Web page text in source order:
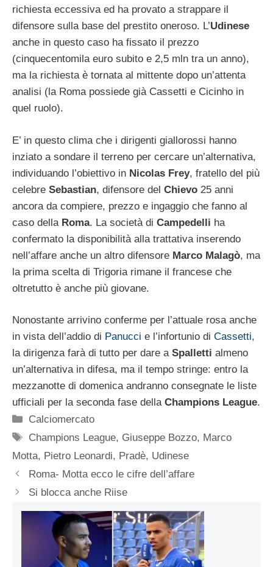
richiesta eccessiva ed ha provato a strappare il
difensore sulla base del prestito oneroso. L’Udinese
anche in questo caso ha fissato il prezzo
(cinquecentomila euro subito e 2,5 mln tra un anno),
ma la richiesta è tornata al mittente dopo un’attenta
analisi (la Roma possiede già Cassetti e Cicinho in
quel ruolo).
E’ in questo clima che i dirigenti giallorossi hanno
inziato a sondare il terreno per cercare un’alternativa,
individuando l’obiettivo in Nicolas Frey, fratello del più
celebre Sebastian, difensore del Chievo 25 anni
ancora da compiere, prezzo e ingaggio che fanno al
caso della Roma. La società di Campedelli ha
confermato la disponibilità alla trattativa inserendo
nell’affare anche un altro difensore Marco Malagò, ma
la prima scelta di Trigoria rimane il francese che
oltretutto è anche più giovane.
Nonostante arrivino conferme per l’attuale rosa anche
in vista dell’addio di Panucci e l’infortunio di Cassetti,
la dirigenza farà di tutto per dare a Spalletti almeno
un’alternativa in difesa, ma il tempo stringe: entro la
mezzanotte di domenica andranno consegnate le liste
ufficiali per la seconda fase della Champions League.
Categorie
Calciomercato
Tag
Champions League, Giuseppe Bozzo, Marco
Motta, Pietro Leonardi, Pradè, Udinese
Roma- Motta ecco le cifre dell’affare
Si blocca anche Riise